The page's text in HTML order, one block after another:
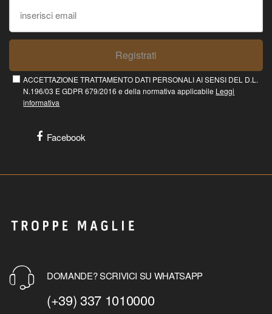
Registrati
ACCETTAZIONE TRATTAMENTO DATI PERSONALI AI SENSI DEL D.L.
N.196/03 E GDPR 679/2016 e della normativa applicabile Leggi
informativa
Facebook
DOMANDE? SCRIVICI SU WHATSAPP
(+39) 337 1010000